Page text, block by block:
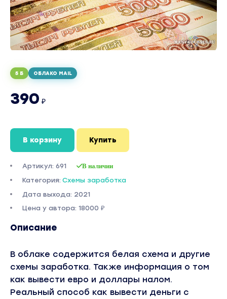
5 Б ОБЛАКО MAIL
390 ₽
В корзину Купить
Артикул: 691 В наличии
Категория: Схемы заработка
Дата выхода: 2021
Цена у автора: 18000 ₽
Описание
В облаке содержится белая схема и другие
схемы заработка. Также информация о том
как вывести евро и доллары налом.
Реальный способ как вывести деньги с